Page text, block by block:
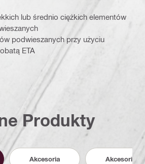
lub średnio ciężkich elementów
podwieszanych przy użyciu
ETA
Produkty
Akcesoria Akcesoria